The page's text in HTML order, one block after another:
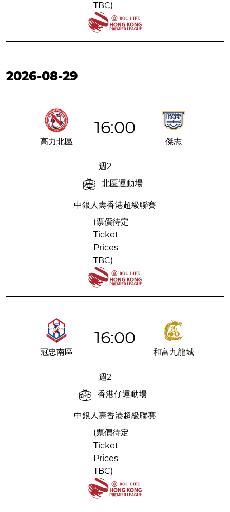
TBC)
2026-08-29
16:00
高力北區 傑志
週2
北區運動場
中銀人壽香港超級聯賽
(票價待定
Ticket
Prices
TBC)
16:00
冠忠南區 和富九龍城
週2
香港仔運動場
中銀人壽香港超級聯賽
(票價待定
Ticket
Prices
TBC)